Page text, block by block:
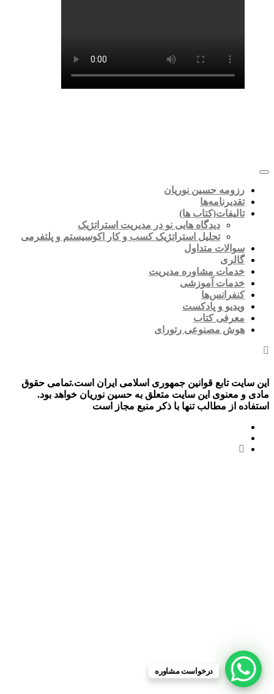
رزومه حسین نوریان
تقدیرنامه‌ها
تالیفات(کتاب ها)
دیدگاه هایی نو در مدیریت استراتژیک
تحلیل استراتژیک کسب و کار اکوسیستم و پلتفرمی
سوالات متداول
گالری
خدمات مشاوره مدیریت
خدمات آموزشی
کنفرانس‌ها
ویدیو و پادکست
معرفی کتاب
هوش مصنوعی رتورای
این سایت تابع قوانین جمهوری اسلامی ایران است.تمامی حقوق
مادی و معنوی این سایت متعلق به حسین نوریان خواهد بود.
استفاده از مطالب تنها با ذکر منبع مجاز است
درخواست مشاوره